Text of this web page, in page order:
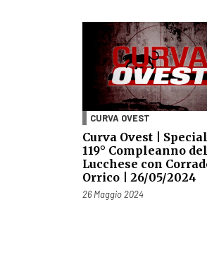
CURVA OVEST
Curva Ovest |
119° Compleanno
Lucchese con
Orrico | 26/05/2024
Pubblicato il
26 Maggio 2024